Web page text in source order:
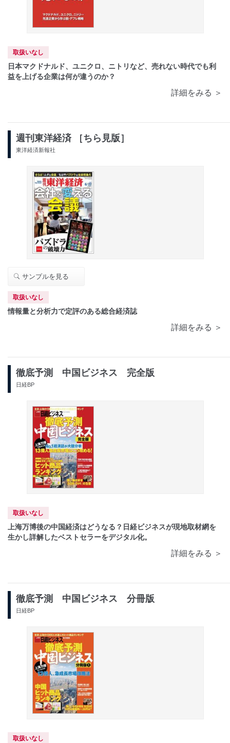
取扱いなし
日本マクドナルド、ユニクロ、ニトリなど、売れない時代でも利
益を上げる企業は何が違うのか？
詳細をみる ＞
週刊東洋経済 ［ちら見版］
東洋経済新報社
サンプルを見る
取扱いなし
情報量と分析力で定評のある総合経済誌
詳細をみる ＞
徹底予測 中国ビジネス 完全版
日経BP
取扱いなし
上海万博後の中国経済はどうなる？日経ビジネスが現地取材網を
生かし詳解したベストセラーをデジタル化。
詳細をみる ＞
徹底予測 中国ビジネス 分冊版
日経BP
取扱いなし